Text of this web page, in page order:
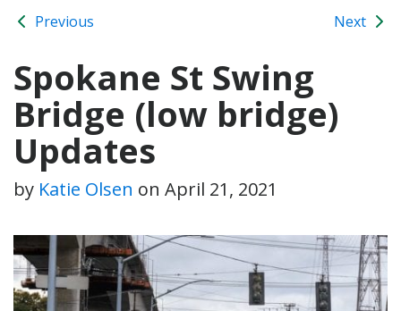
Previous Next
Spokane St Swing
Bridge (low bridge)
Updates
by Katie Olsen on April 21, 2021